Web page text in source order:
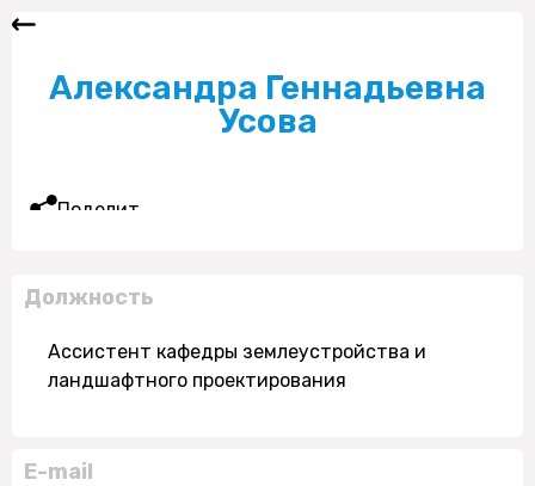
Александра Геннадьевна
Усова
Поделиться
Должность
Ассистент кафедры землеустройства и
ландшафтного проектирования
E-mail